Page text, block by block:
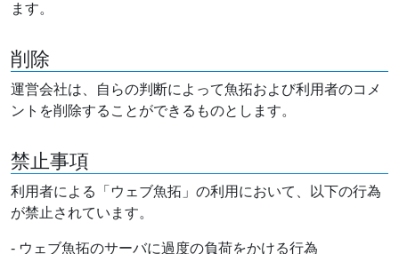
ます。
削除
運営会社は、自らの判断によって魚拓および利用者のコメ
ントを削除することができるものとします。
禁止事項
利用者による「ウェブ魚拓」の利用において、以下の行為
が禁止されています。
- ウェブ魚拓のサーバに過度の負荷をかける行為